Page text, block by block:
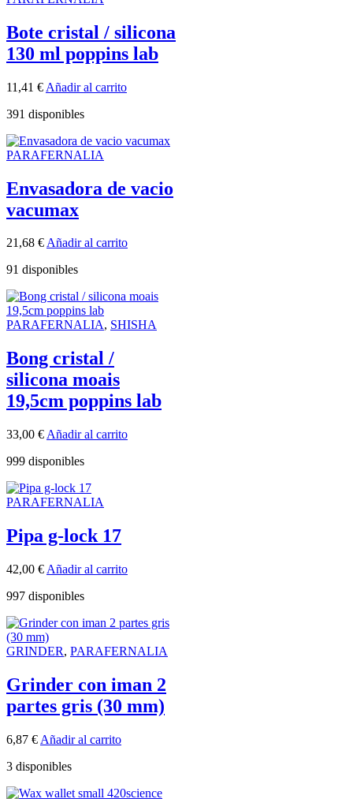
Bote cristal / silicona
130 ml poppins lab
11,41 € Añadir al carrito
391 disponibles
PARAFERNALIA
Envasadora de vacio
vacumax
21,68 €Añadir al carrito
91 disponibles
PARAFERNALIA, SHISHA
Bong cristal /
silicona moais
19,5cm poppins lab
33,00 € Añadir al carrito
999 disponibles
PARAFERNALIA
Pipa g-lock 17
42,00 € Añadir al carrito
997 disponibles
GRINDER, PARAFERNALIA
Grinder con iman 2
partes gris (30 mm)
6,87 € Añadir al carrito
3 disponibles